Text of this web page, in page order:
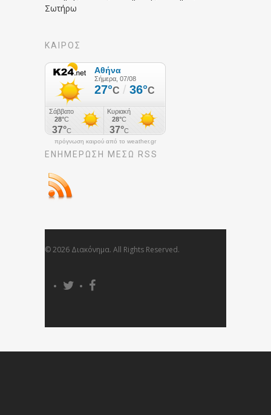
Σωτήρω
ΚΑΙΡΟΣ
πρόγνωση καιρού από το weather.gr
ΕΝΗΜΈΡΩΣΉ ΜΕΣΩ RSS
© 2026 Διακόνημα. All Rights Reserved.